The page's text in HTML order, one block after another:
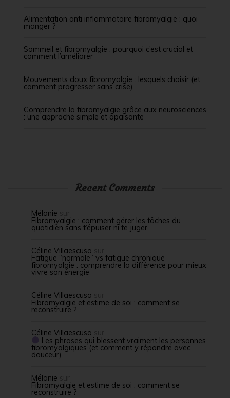
Alimentation anti inflammatoire fibromyalgie : quoi
manger ?
Sommeil et fibromyalgie : pourquoi c’est crucial et
comment l’améliorer
Mouvements doux fibromyalgie : lesquels choisir (et
comment progresser sans crise)
Comprendre la fibromyalgie grâce aux neurosciences
: une approche simple et apaisante
Recent Comments
Mélanie
Fibromyalgie : comment gérer les tâches du
quotidien sans t’épuiser ni te juger
Céline Villaescusa
Fatigue “normale” vs fatigue chronique
fibromyalgie : comprendre la différence pour mieux
vivre son énergie
Céline Villaescusa
Fibromyalgie et estime de soi : comment se
reconstruire ?
Céline Villaescusa
Les phrases qui blessent vraiment les personnes
fibromyalgiques (et comment y répondre avec
douceur)
Mélanie
Fibromyalgie et estime de soi : comment se
reconstruire ?